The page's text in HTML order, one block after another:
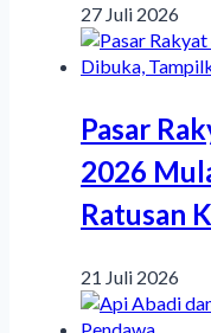
27 Juli 2026
Pasar
2026
Ratusan
21 Juli 2026